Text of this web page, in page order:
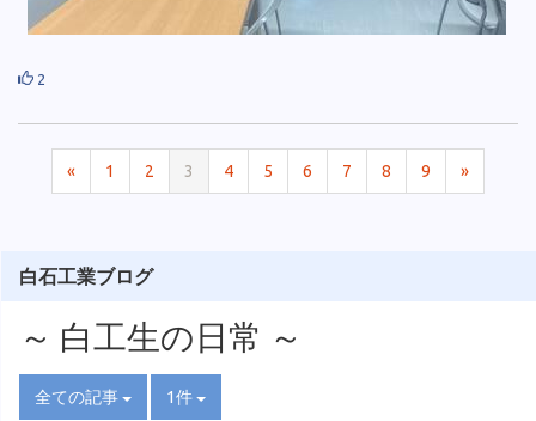
2
« 1 2 3 4 5 6 7 8 9 »
白石工業ブログ
～ 白工生の日常 ～
全ての記事 1件